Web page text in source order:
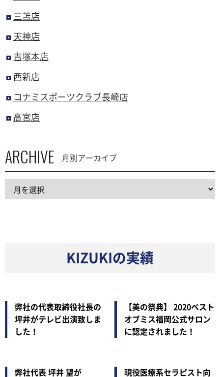
三苫店
天神店
吉塚本店
西新店
コナミスポーツクラブ長崎店
高宮店
ARCHIVE 月別アーカイブ
KIZUKIの実績
弊社の代表取締役社長の
坪井がテレビ出演致しま
した！
【美の祭典】 2020ベスト
オブミス福岡公式サロン
に認定されました！
弊社代表 坪井 望が
現役医療系セラピスト向